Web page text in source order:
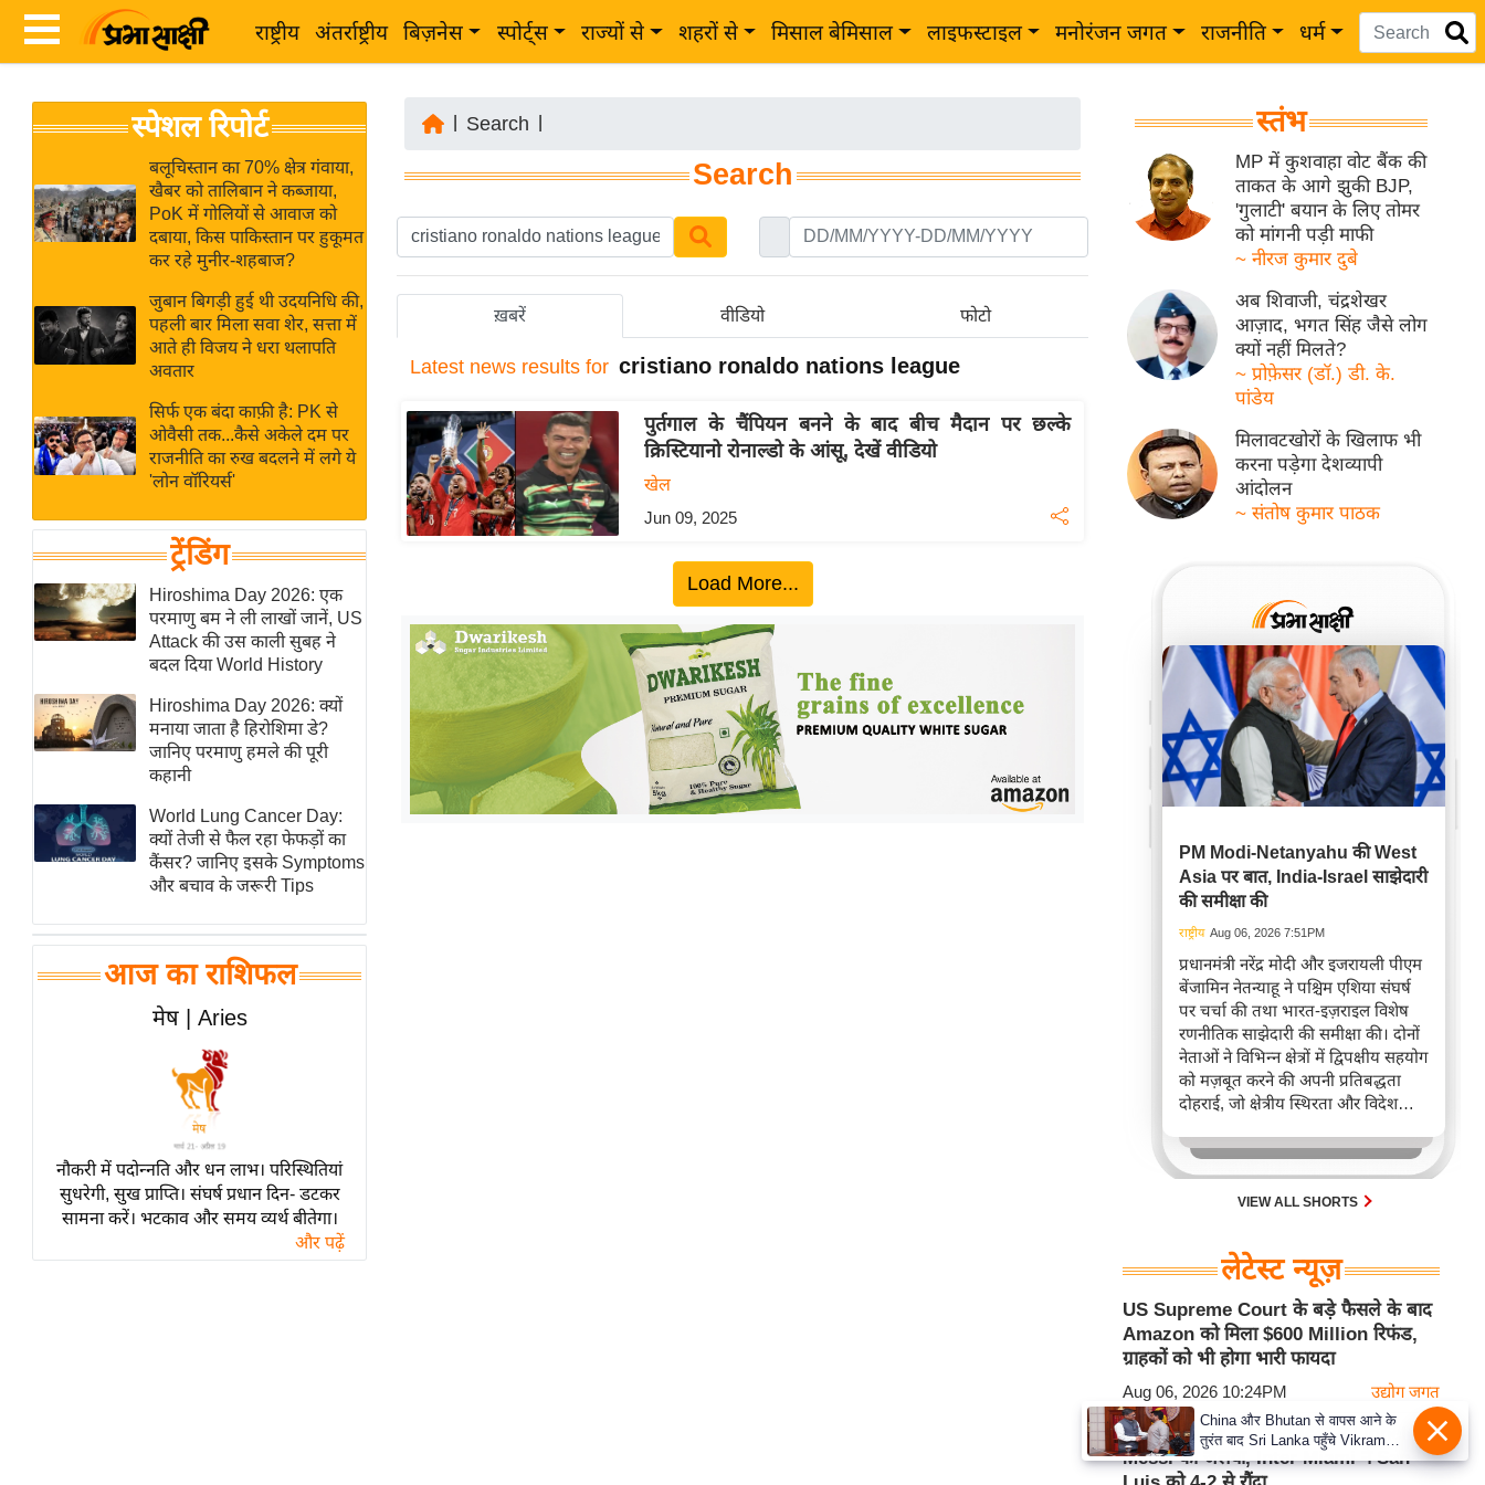
राष्ट्रीय अंतर्राष्ट्रीय बिज़नेस स्पोर्ट्स राज्यों से शहरों से मिसाल बेमिसाल लाइफस्टाइल मनोरंजन जगत राजनीति धर्म
News
Hindi
Hindi
Live
News in
Hindi
News
Hindi
Videos
ब
र
अंतर्राष्ट्रीय
बिज़नेस
उद्योग
विशेषज्ञ
राय
खेल
क्रिकेट
IPL
2026
ई-पेपर
मिसाल बेमिसाल
शख्सियत
यंग इंडिया
साहित्य जगत
ऑटो वर्ल्ड
मनोरंजन जगत
बॉलीवुड
हॉलीवुड
Breaking
लाइफस्टाइल
टेक्नॉलॉजी
ब्यूटी/फैशन
स्पेशल रिपोर्ट
बलूचिस्तान का 70% क्षेत्र गंवाया,
खैबर को तालिबान ने कब्जाया,
PoK में गोलियों से आवाज को
दबाया, किस पाकिस्तान पर हुकूमत
कर रहे मुनीर-शहबाज?
जुबान बिगड़ी हुई थी उदयनिधि की,
पहली बार मिला सवा शेर, सत्ता में
आते ही विजय ने धरा थलापति
अवतार
सिर्फ एक बंदा काफ़ी है: PK से
ओवैसी तक...कैसे अकेले दम पर
राजनीति का रुख बदलने में लगे ये
'लोन वॉरियर्स'
ट्रेंडिंग
Hiroshima Day 2026: एक
परमाणु बम ने ली लाखों जानें, US
Attack की उस काली सुबह ने
बदल दिया World History
Hiroshima Day 2026: क्यों
मनाया जाता है हिरोशिमा डे?
जानिए परमाणु हमले की पूरी
कहानी
World Lung Cancer Day:
क्यों तेजी से फैल रहा फेफड़ों का
कैंसर? जानिए इसके Symptoms
और बचाव के जरूरी Tips
आज का राशिफल
मेष | Aries
नौकरी में पदोन्नति और धन लाभ। परिस्थितियां
सुधरेगी, सुख प्राप्ति। संघर्ष प्रधान दिन- डटकर
सामना करें। भटकाव और समय व्यर्थ बीतेगा।
और पढ़ें
Search
Search
ख़बरें वीडियो फोटो
Latest news results for cristiano ronaldo nations league
पुर्तगाल के चैंपियन बनने के बाद बीच मैदान पर छल्के
क्रिस्टियानो रोनाल्डो के आंसू, देखें वीडियो
खेल
Jun 09, 2025
Load More...
स्तंभ
MP में कुशवाहा वोट बैंक की
ताकत के आगे झुकी BJP,
'गुलाटी' बयान के लिए तोमर
को मांगनी पड़ी माफी
~ नीरज कुमार दुबे
अब शिवाजी, चंद्रशेखर
आज़ाद, भगत सिंह जैसे लोग
क्यों नहीं मिलते?
~ प्रोफ़ेसर (डॉ.) डी. के.
पांडेय
मिलावटखोरों के खिलाफ भी
करना पड़ेगा देशव्यापी
आंदोलन
~ संतोष कुमार पाठक
PM Modi-Netanyahu की West
Asia पर बात, India-Israel साझेदारी
की समीक्षा की
राष्ट्रीय Aug 06, 2026 7:51PM
प्रधानमंत्री नरेंद्र मोदी और इजरायली पीएम
बेंजामिन नेतन्याहू ने पश्चिम एशिया संघर्ष
पर चर्चा की तथा भारत-इज़राइल विशेष
रणनीतिक साझेदारी की समीक्षा की। दोनों
नेताओं ने विभिन्न क्षेत्रों में द्विपक्षीय सहयोग
को मज़बूत करने की अपनी प्रतिबद्धता
दोहराई, जो क्षेत्रीय स्थिरता और विदेश
करता है।
VIEW ALL SHORTS
लेटेस्ट न्यूज़
US Supreme Court के बड़े फैसले के बाद
Amazon को मिला $600 Million रिफंड,
ग्राहकों को भी होगा भारी फायदा
Aug 06, 2026 10:24PM उद्योग जगत
Luis Suarez की गैरमौजूदगी में Lionel
Messi का जलवा, Inter Miami ने San
China और Bhutan से वापस आने के
तुरंत बाद Sri Lanka पहुँचे Vikram
Misri, भारत के जबरदस्त दाँव से दुनिया
हुई हैरान